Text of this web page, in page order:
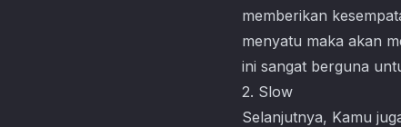
memberikan
menyatu maka akan
ini sangat berguna
2. Slow
Selanjutnya, Kamu